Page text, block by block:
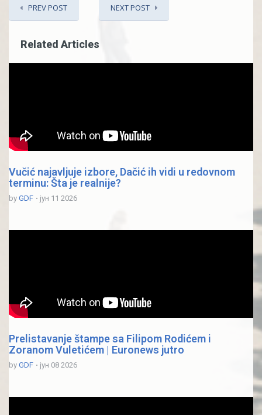
PREV POST NEXT POST
Related Articles
Vučić najavljuje izbore, Dačić ih vidi u redovnom
terminu: Šta je realnije?
by GDF јун 11 2026
Prelistavanje štampe sa Filipom Rodićem i
Zoranom Vuletićem | Euronews jutro
by GDF јун 08 2026